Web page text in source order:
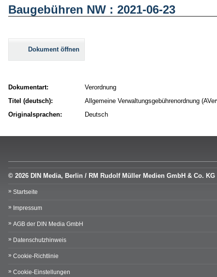
Baugebühren NW : 2021-06-23
Dokument öffnen
Dokumentart:
Verordnung
Titel (deutsch):
Allgemeine Verwaltungsgebührenordnung
Originalsprachen:
Deutsch
© 2026 DIN Media, Berlin / RM Rudolf Müller Medien GmbH & Co. KG
Startseite
Impressum
AGB der DIN Media GmbH
Datenschutzhinweis
Cookie-Richtlinie
Cookie-Einstellungen